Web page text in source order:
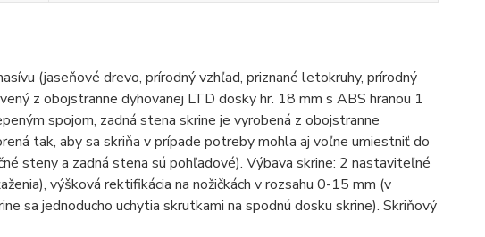
(jaseňové drevo, prírodný vzhľad, priznané letokruhy, prírodný
z obojstranne dyhovanej LTD dosky hr. 18 mm s ABS hranou 1
spojom, zadná stena skrine je vyrobená z obojstranne
tak, aby sa skriňa v prípade potreby mohla aj voľne umiestniť do
steny a zadná stena sú pohľadové). Výbava skrine: 2 nastaviteľné
výšková rektifikácia na nožičkách v rozsahu 0-15 mm (v
sa jednoducho uchytia skrutkami na spodnú dosku skrine). Skriňový